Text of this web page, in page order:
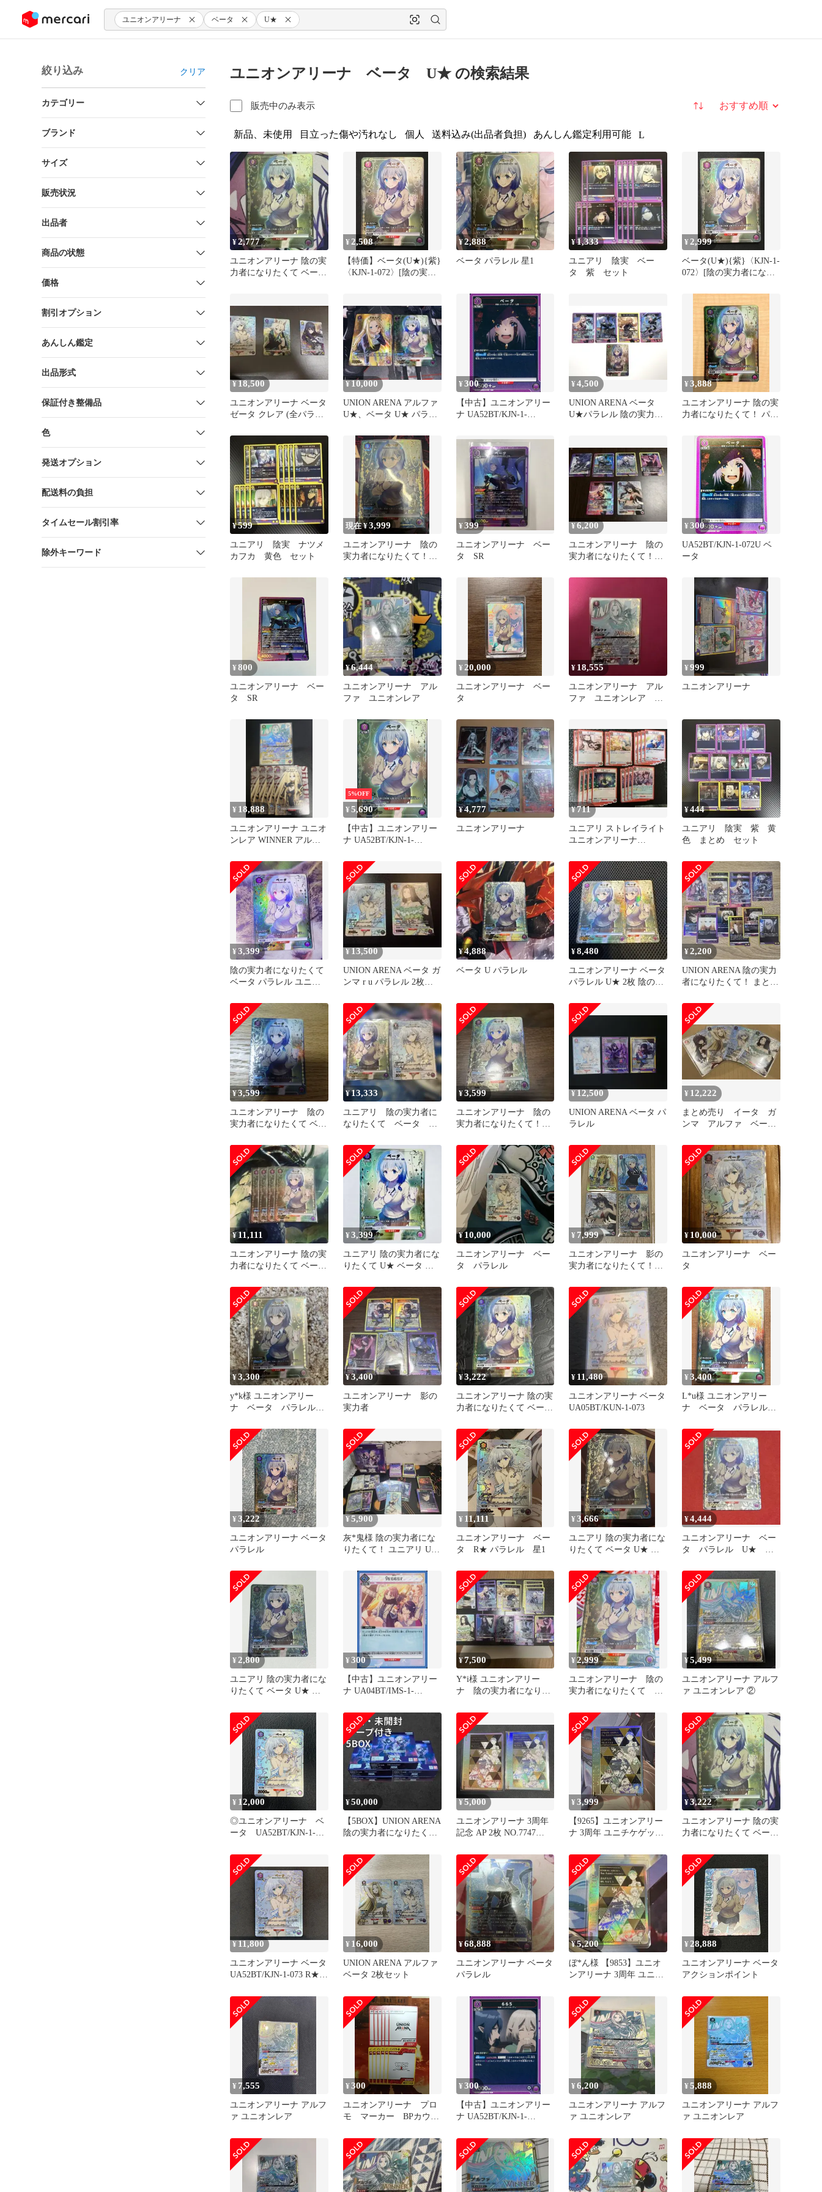
ツにスキップ ユニオンアリーナ ベータ U★
絞り込み クリア
カテゴリー
ブランド
サイズ
販売状況
出品者
商品の状態
価格
割引オプション
あんしん鑑定
出品形式
保証付き整備品
色
発送オプション
配送料の負担
タイムセール割引率
除外キーワード
ユニオンアリーナ ベータ U★ の検索結果
販売中のみ表示 並び替え
新品、未使用 目立った傷や汚れなし 個人 送料込み(出品者負担) あんしん鑑定利用可能 L
¥2,777
ユニオンアリーナ 陰の実
力者になりたくて ベータ
¥ 2,508
【特価】ベータ(U★){紫}
〈KJN-1-072〉[陰の実力
¥2,888
ベータ パラレル 星1
¥1,333
ユニアリ 陰実 ベー
タ 紫 セット
¥ 2,999
ベータ(U★){紫}〈KJN-1-
072〉[陰の実力者になり
ニアリ
¥ 18,500
ユニオンアリーナ ベータ
ゼータ クレア (全パラレ
¥ 10,000
UNION ARENA アルファ
U★、ベータ U★ パラレ
¥300
【中古】ユニオンアリー
ナ UA52BT/KJN-1-
¥4,500
UNION ARENA ベータ
U★パラレル 陰の実力者
¥3,888
ユニオンアリーナ 陰の実
力者になりたくて！ パラ
¥599
ユニアリ 陰実 ナツメ
カフカ 黄色 セット
現在 ¥3,999
ユニオンアリーナ 陰の
実力者になりたくて！
¥399
ユニオンアリーナ ベー
タ SR
¥6,200
ユニオンアリーナ 陰の
実力者になりたくて！
SR
¥300
UA52BT/KJN-1-072U ベ
ータ
¥800
ユニオンアリーナ ベー
タ SR
¥6,444
ユニオンアリーナ アル
ファ ユニオンレア
¥ 20,000
ユニオンアリーナ ベー
タ
¥ 18,555
ユニオンアリーナ アル
ファ ユニオンレア
¥999
ユニオンアリーナ
¥ 18,888
ユニオンアリーナ ユニオ
ンレア WINNER アルフ
5%OFF
¥5,690
【中古】ユニオンアリー
ナ UA52BT/KJN-1-
¥4,777
ユニオンアリーナ
¥711
ユニアリ ストレイライト
ユニオンアリーナ
¥444
ユニアリ 陰実 紫 黄
色 まとめ セット
¥3,399
陰の実力者になりたくて
ベータ パラレル ユニオ
¥ 13,500
UNION ARENA ベータ ガ
ンマ r u パラレル 2枚セ
¥4,888
ベータ U パラレル
¥8,480
ユニオンアリーナ ベータ
パラレル U★ 2枚 陰の実
¥2,200
UNION ARENA 陰の実力
者になりたくて！ まとめ
¥3,599
ユニオンアリーナ 陰の
実力者になりたくて ベー
¥13,333
ユニアリ 陰の実力者に
なりたくて ベータ
¥3,599
ユニオンアリーナ 陰の
実力者になりたくて！
¥12,500
UNION ARENA ベータ パ
ラレル
¥ 12,222
まとめ売り イータ ガ
ンマ アルファ ベー
アリーナ
¥11,111
ユニオンアリーナ 陰の実
力者になりたくて ベータ
¥3,399
ユニアリ 陰の実力者にな
りたくて U★ ベータ パ
¥10,000
ユニオンアリーナ ベー
タ パラレル
¥ 7,999
ユニオンアリーナ 影の
実力者になりたくて！
¥ 10,000
ユニオンアリーナ ベー
タ
¥3,300
y*k様 ユニオンアリー
ナ ベータ パラレル
たくて！
¥3,400
ユニオンアリーナ 影の
実力者
¥3,222
ユニオンアリーナ 陰の実
力者になりたくて ベータ
¥ 11,480
ユニオンアリーナ ベータ
UA05BT/KUN-1-073
¥3,400
L*u様 ユニオンアリー
ナ ベータ パラレル
たくて！
¥3,222
ユニオンアリーナ ベータ
パラレル
¥5,900
灰*鬼様 陰の実力者にな
りたくて！ ユニアリ U☆
¥ 11,111
ユニオンアリーナ ベー
タ R★ パラレル 星1
¥3,666
ユニアリ 陰の実力者にな
りたくて ベータ U★ パ
¥4,444
ユニオンアリーナ ベー
タ パラレル U★ 陰
¥2,800
ユニアリ 陰の実力者にな
りたくて ベータ U★ パ
¥300
【中古】ユニオンアリー
ナ UA04BT/IMS-1-
¥7,500
Y*i様 ユニオンアリー
ナ 陰の実力者になりた
¥2,999
ユニオンアリーナ 陰の
実力者になりたくて ベ
¥5,499
ユニオンアリーナ アルフ
ァ ユニオンレア ②
¥ 12,000
◎ユニオンアリーナ ベ
ータ UA52BT/KJN-1-
¥50,000
【5BOX】UNION ARENA
陰の実力者になりたく
¥5,000
ユニオンアリーナ 3周年
記念 AP 2枚 NO.7747
¥3,999
【9265】ユニオンアリー
ナ 3周年 ユニチケゲット
¥3,222
ユニオンアリーナ 陰の実
力者になりたくて ベータ
¥ 11,800
ユニオンアリーナ ベータ
UA52BT/KJN-1-073 R★
¥ 16,000
UNION ARENA アルファ
ベータ 2枚セット
¥68,888
ユニオンアリーナ ベータ
パラレル
¥5,200
ぼ*ん様 【9853】ユニオ
ンアリーナ 3周年 ユニチ
A
¥28,888
ユニオンアリーナ ベータ
アクションポイント
¥ 7,555
ユニオンアリーナ アルフ
ァ ユニオンレア
¥300
ユニオンアリーナ プロ
モ マーカー BPカウン
¥300
【中古】ユニオンアリー
ナ UA52BT/KJN-1-
¥6,200
ユニオンアリーナ アルフ
ァ ユニオンレア
¥5,888
ユニオンアリーナ アルフ
ァ ユニオンレア